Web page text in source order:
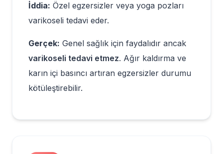
İddia: Özel egzersizler veya yoga pozları
varikoseli tedavi eder.
Gerçek: Genel sağlık için faydalıdır ancak
varikoseli tedavi etmez. Ağır kaldırma ve
karın içi basıncı artıran egzersizler durumu
kötüleştirebilir.